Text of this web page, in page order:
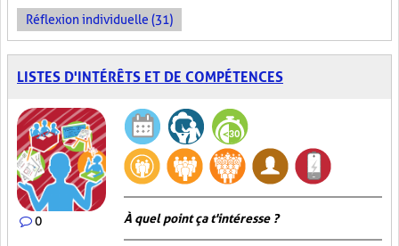
Réflexion individuelle (31)
LISTES D'INTÉRÊTS ET DE COMPÉTENCES
0 À quel point ça t'intéresse ?